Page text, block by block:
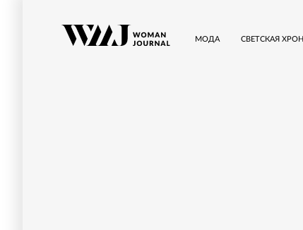
МОДА СВЕТСКАЯ